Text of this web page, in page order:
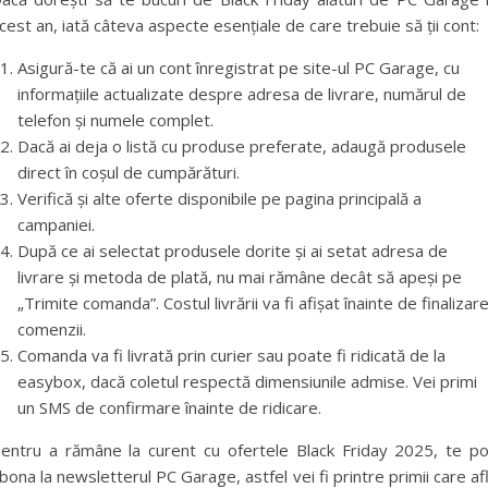
an, iată câteva aspecte esențiale de care trebuie să ții cont:
Asigură-te că ai un cont înregistrat pe site-ul PC Garage, cu
informațiile actualizate despre adresa de livrare, numărul de
telefon și numele complet.
Dacă ai deja o listă cu produse preferate, adaugă produsele
direct în coșul de cumpărături.
Verifică și alte oferte disponibile pe pagina principală a
campaniei.
După ce ai selectat produsele dorite și ai setat adresa de
livrare și metoda de plată, nu mai rămâne decât să apeși pe
„Trimite comanda”. Costul livrării va fi afișat înainte de
comenzii.
Comanda va fi livrată prin curier sau poate fi ridicată de la
easybox, dacă coletul respectă dimensiunile admise. Vei primi
un SMS de confirmare înainte de ridicare.
a rămâne la curent cu ofertele Black Friday 2025, te
la newsletterul PC Garage, astfel vei fi printre primii care